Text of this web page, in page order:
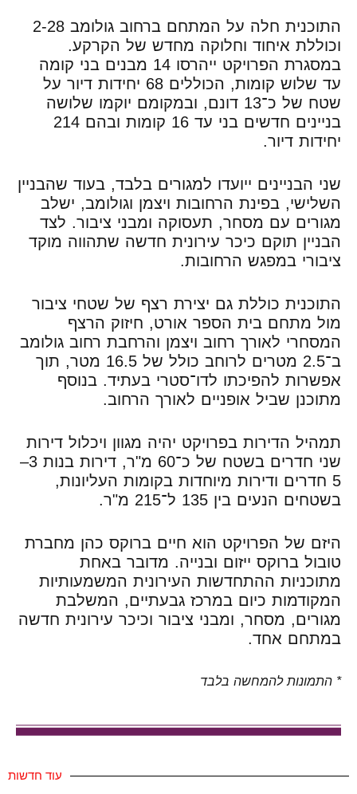
התוכנית חלה על המתחם ברחוב גולומב 2-28
וכוללת איחוד וחלוקה מחדש של הקרקע.
במסגרת הפרויקט ייהרסו 14 מבנים בני קומה
עד שלוש קומות, הכוללים 68 יחידות דיור על
שטח של כ־13 דונם, ובמקומם יוקמו שלושה
בניינים חדשים בני עד 16 קומות ובהם 214
יחידות דיור.
שני הבניינים ייועדו למגורים בלבד, בעוד שהבניין
השלישי, בפינת הרחובות ויצמן וגולומב, ישלב
מגורים עם מסחר, תעסוקה ומבני ציבור. לצד
הבניין תוקם כיכר עירונית חדשה שתהווה מוקד
ציבורי במפגש הרחובות.
התוכנית כוללת גם יצירת רצף של שטחי ציבור
מול מתחם בית הספר אורט, חיזוק הרצף
המסחרי לאורך רחוב ויצמן והרחבת רחוב גולומב
ב־2.5 מטרים לרוחב כולל של 16.5 מטר, תוך
אפשרות להפיכתו לדו־סטרי בעתיד. בנוסף
מתוכנן שביל אופניים לאורך הרחוב.
תמהיל הדירות בפרויקט יהיה מגוון ויכלול דירות
שני חדרים בשטח של כ־60 מ"ר, דירות בנות 3–
5 חדרים ודירות מיוחדות בקומות העליונות,
בשטחים הנעים בין 135 ל־215 מ"ר.
היזם של הפרויקט הוא חיים ברוקס כהן מחברת
טובול ברוקס ייזום ובנייה. מדובר באחת
מתוכניות ההתחדשות העירונית המשמעותיות
המקודמות כיום במרכז גבעתיים, המשלבת
מגורים, מסחר, ומבני ציבור וכיכר עירונית חדשה
במתחם אחד.
* התמונות להמחשה בלבד
עוד חדשות